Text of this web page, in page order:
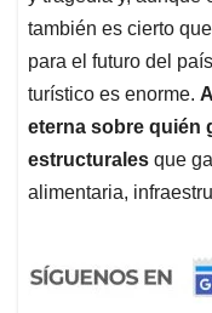
también es cierto
para el futuro del
turístico es enorme.
eterna sobre quién
estructurales que
alimentaria,